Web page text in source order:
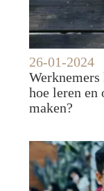
26-01-2024
hoe leren en
maken?